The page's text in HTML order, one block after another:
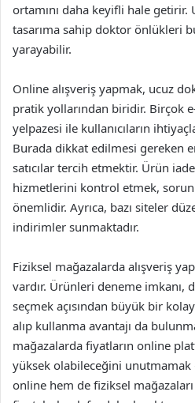
ortamını daha keyifli hale getirir.
tasarıma sahip doktor önlükleri
yarayabilir.
Online alışveriş yapmak, ucuz
pratik yollarından biridir. Birçok
yelpazesi ile kullanıcıların
Burada dikkat edilmesi gereken
satıcılar tercih etmektir. Ürün
hizmetlerini kontrol etmek, sorun
önemlidir. Ayrıca, bazı siteler
indirimler sunmaktadır.
Fiziksel mağazalarda alışveriş
vardır. Ürünleri deneme imkanı,
seçmek açısından büyük bir
alıp kullanma avantajı da
mağazalarda fiyatların online
yüksek olabileceğini unutmamak
online hem de fiziksel